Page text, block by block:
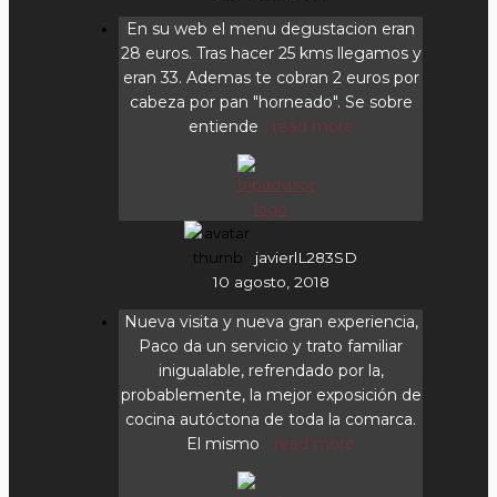
En su web el menu degustacion eran
28 euros. Tras hacer 25 kms llegamos y
eran 33. Ademas te cobran 2 euros por
cabeza por pan "horneado". Se sobre
entiende... read more
javierlL283SD
10 agosto, 2018
Nueva visita y nueva gran experiencia,
Paco da un servicio y trato familiar
inigualable, refrendado por la,
probablemente, la mejor exposición de
cocina autóctona de toda la comarca.
El mismo... read more